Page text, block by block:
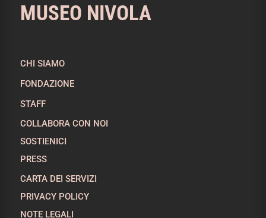
MUSEO NIVOLA
CHI SIAMO
FONDAZIONE
STAFF
COLLABORA CON NOI
SOSTIENICI
PRESS
CARTA DEI SERVIZI
PRIVACY POLICY
NOTE LEGALI